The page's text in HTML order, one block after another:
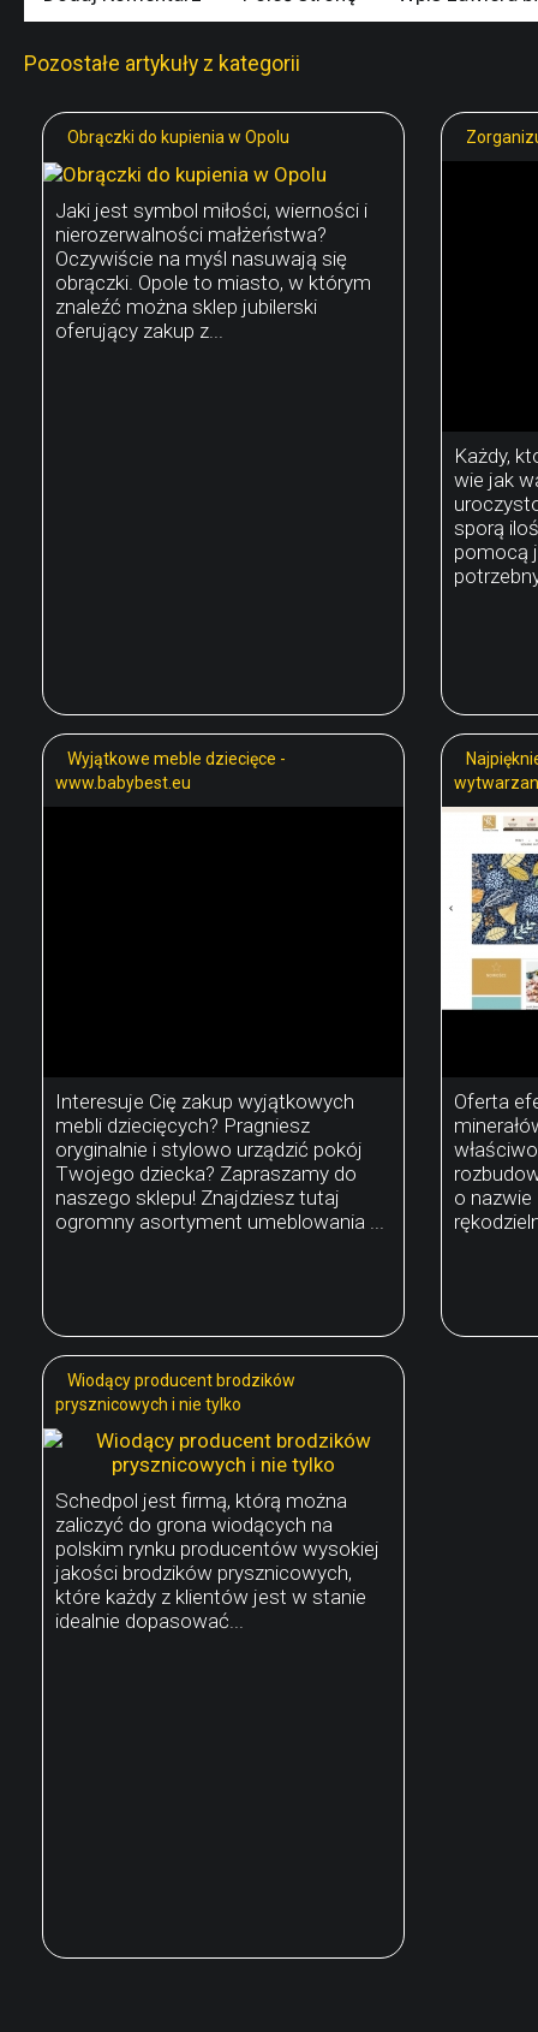
Pozostałe artykuły z kategorii
Obrączki do kupienia w Opolu
Jaki jest symbol miłości, wierności i
nierozerwalności małżeństwa?
Oczywiście na myśl nasuwają się
obrączki. Opole to miasto, w którym
znaleźć można sklep jubilerski
oferujący zakup z...
Każdy,
wie jak
sporą
pomocą
Wyjątkowe meble dziecięce -
www.babybest.eu
Interesuje Cię zakup wyjątkowych
mebli dziecięcych? Pragniesz
oryginalnie i stylowo urządzić pokój
Twojego dziecka? Zapraszamy do
naszego sklepu! Znajdziesz tutaj
ogromny asortyment umeblowania ...
Oferta
o
Wiodący producent brodzików
prysznicowych i nie tylko
Schedpol jest firmą, którą można
zaliczyć do grona wiodących na
polskim rynku producentów wysokiej
jakości brodzików prysznicowych,
które każdy z klientów jest w stanie
idealnie dopasować...